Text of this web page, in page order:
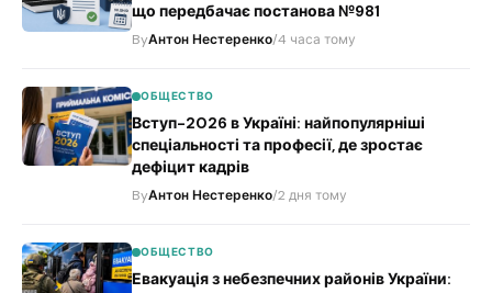
що передбачає постанова №981
ByАнтон Нестеренко/4 часа тому
ОБЩЕСТВО
Вступ-2026 в Україні: найпопулярніші
спеціальності та професії, де зростає
дефіцит кадрів
ByАнтон Нестеренко/2 дня тому
ОБЩЕСТВО
Евакуація з небезпечних районів України: